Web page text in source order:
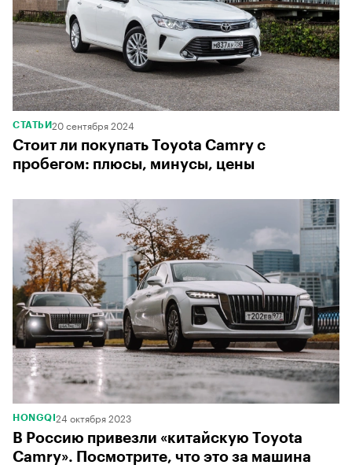
/ 00:00
СТАТЬИ20 сентября 2024
Стоит ли покупать Toyota Camry с
пробегом: плюсы, минусы, цены
HONGQI 24 октября 2023
В Россию привезли «китайскую Toyota
Camry». Посмотрите, что это за машина